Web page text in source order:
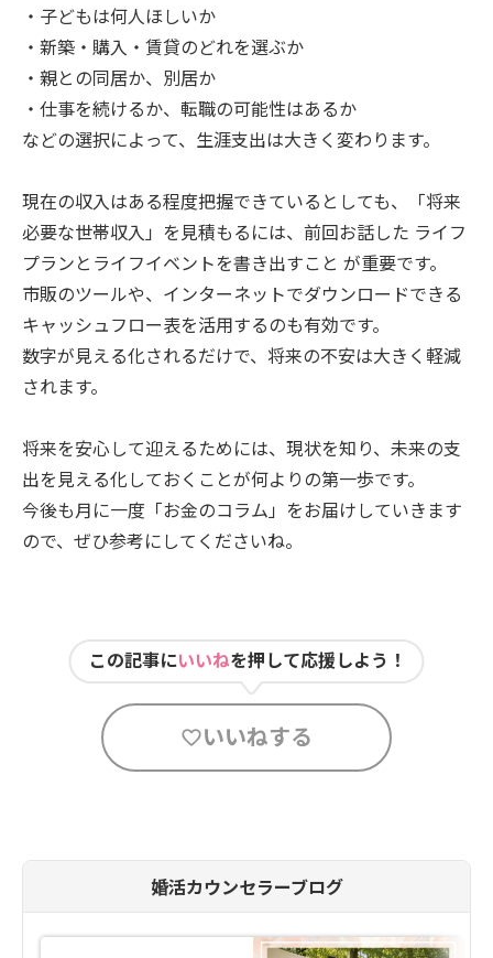
・子どもは何人ほしいか
・新築・購入・賃貸のどれを選ぶか
・親との同居か、別居か
・仕事を続けるか、転職の可能性はあるか
などの選択によって、生涯支出は大きく変わります。
現在の収入はある程度把握できているとしても、「将来
必要な世帯収入」を見積もるには、前回お話した ライフ
プランとライフイベントを書き出すこと が重要です。
市販のツールや、インターネットでダウンロードできる
キャッシュフロー表を活用するのも有効です。
数字が見える化されるだけで、将来の不安は大きく軽減
されます。
将来を安心して迎えるためには、現状を知り、未来の支
出を見える化しておくことが何よりの第一歩です。
今後も月に一度「お金のコラム」をお届けしていきます
ので、ぜひ参考にしてくださいね。
この記事にいいねを押して応援しよう！
いいねする
婚活カウンセラーブログ